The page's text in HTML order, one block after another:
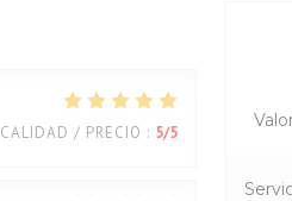
CALIDAD / PRECIO : 5/5